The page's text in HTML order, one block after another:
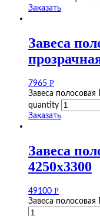
Заказать
Завеса
7965 Р
Завеса полосовая
quantity
Заказать
Завеса
4250х3300
49100 Р
Завеса